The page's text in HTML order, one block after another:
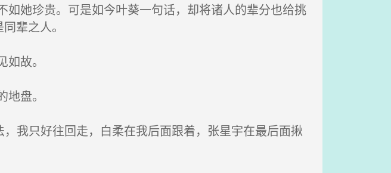
她珍贵。可是如今叶葵一句话，却将诸人的辈分也给挑
辈之人。
故。
盘。
我只好往回走，白柔在我后面跟着，张星宇在最后面揪